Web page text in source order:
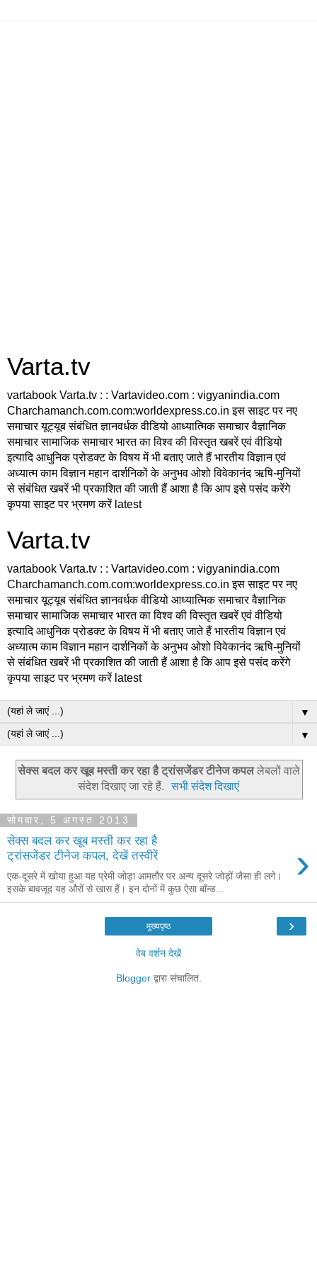
Varta.tv
vartabook Varta.tv : : Vartavideo.com : vigyanindia.com
Charchamanch.com.com:worldexpress.co.in इस साइट पर नए
समाचार यूट्यूब संबंधित ज्ञानवर्धक वीडियो आध्यात्मिक समाचार वैज्ञानिक
समाचार सामाजिक समाचार भारत का विश्व की विस्तृत खबरें एवं वीडियो
इत्यादि आधुनिक प्रोडक्ट के विषय में भी बताए जाते हैं भारतीय विज्ञान एवं
अध्यात्म काम विज्ञान महान दार्शनिकों के अनुभव ओशो विवेकानंद ऋषि-मुनियों
से संबंधित खबरें भी प्रकाशित की जाती हैं आशा है कि आप इसे पसंद करेंगे
कृपया साइट पर भ्रमण करें latest
Varta.tv
vartabook Varta.tv : : Vartavideo.com : vigyanindia.com
Charchamanch.com.com:worldexpress.co.in इस साइट पर नए
समाचार यूट्यूब संबंधित ज्ञानवर्धक वीडियो आध्यात्मिक समाचार वैज्ञानिक
समाचार सामाजिक समाचार भारत का विश्व की विस्तृत खबरें एवं वीडियो
इत्यादि आधुनिक प्रोडक्ट के विषय में भी बताए जाते हैं भारतीय विज्ञान एवं
अध्यात्म काम विज्ञान महान दार्शनिकों के अनुभव ओशो विवेकानंद ऋषि-मुनियों
से संबंधित खबरें भी प्रकाशित की जाती हैं आशा है कि आप इसे पसंद करेंगे
कृपया साइट पर भ्रमण करें latest
▼
▼
सेक्स बदल कर खूब मस्ती कर रहा है ट्रांसजेंडर टीनेज कपललेबलों वाले
संदेश दिखाए जा रहे हैं.
सभी संदेश दिखाएं
सोमवार, 5 अगस्त 2013
सेक्स बदल कर खूब मस्ती कर रहा है
ट्रांसजेंडर टीनेज कपल, देखें तस्वीरें
›
एक-दूसरे में खोया हुआ यह प्रेमी जोड़ा आमतौर पर अन्य दूसरे जोड़ों जैसा ही लगे।
इसके बावजूद यह औरों से खास हैं। इन दोनों में कुछ ऐसा बॉन्ड...
›
मुख्यपृष्ठ
वेब वर्शन देखें
Bloggerद्वारा संचालित.